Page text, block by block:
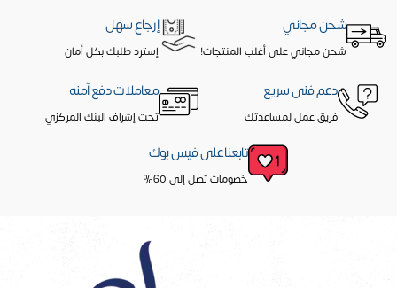
شحن مجاني
شحن مجاني على أغلب المنتجات!
إرجاع سهل
إسترد طلبك بكل أمان
دعم فنى سريع
فريق عمل لمساعدتك
معاملات دفع آمنه
تحت إشراف البنك المركزي
تابعنا على فيس بوك
خصومات تصل إلى 60%